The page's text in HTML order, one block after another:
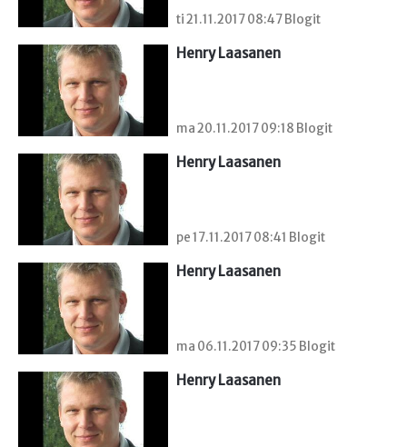
ti 21.11.2017 08:47 Blogit
Henry Laasanen
ma 20.11.2017 09:18 Blogit
Henry Laasanen
pe 17.11.2017 08:41 Blogit
Henry Laasanen
ma 06.11.2017 09:35 Blogit
Henry Laasanen